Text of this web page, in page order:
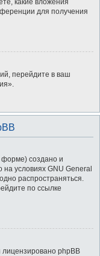
какие вложения
для получения
перейдите в ваш
форме) создано и
на условиях GNU General
распространяться.
по ссылке
phpBB